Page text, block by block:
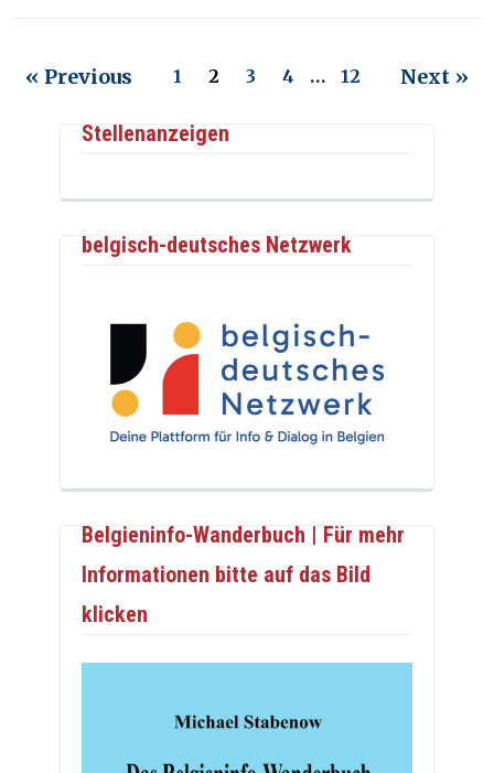
« Previous 1 2 3 4 … 12 Next »
Stellenanzeigen
belgisch-deutsches Netzwerk
Belgieninfo-Wanderbuch | Für mehr
Informationen bitte auf das Bild
klicken